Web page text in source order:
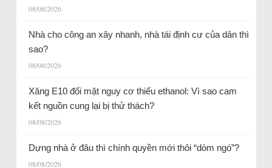
08/08/2026
Nhà cho công an xây nhanh, nhà tái định cư của dân thì
sao?
08/08/2026
Xăng E10 đối mặt nguy cơ thiếu ethanol: Vì sao cam
kết nguồn cung lại bị thử thách?
08/08/2026
Dựng nhà ở đâu thì chính quyền mới thôi “dòm ngó”?
08/08/2026